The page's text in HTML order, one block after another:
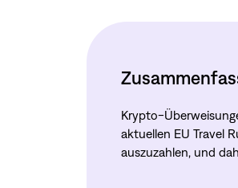
Krypto-
aktuellen EU Travel
auszuzahlen, und